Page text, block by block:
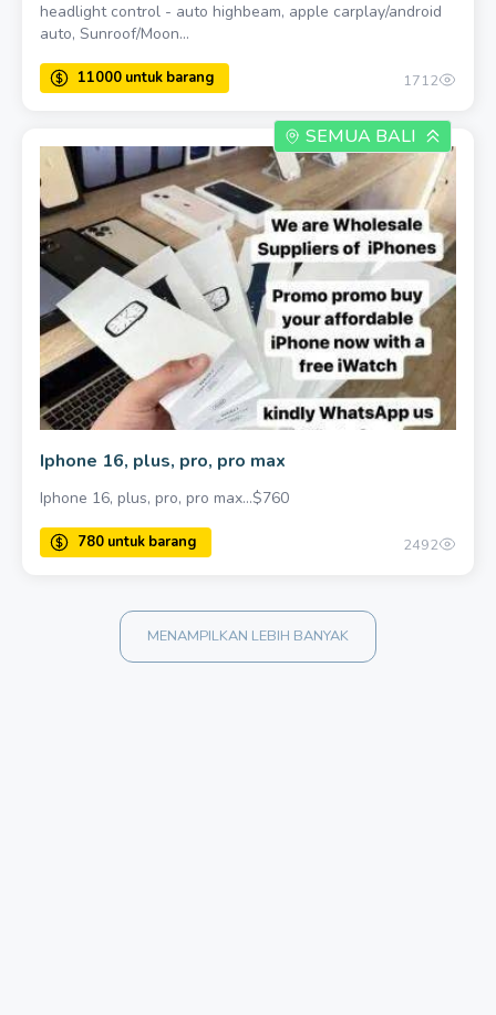
headlight control - auto highbeam, apple carplay/android
auto, Sunroof/Moon...
11000 untuk barang
1712
SEMUA BALI
Iphone 16, plus, pro, pro max
Iphone 16, plus, pro, pro max…$760
2492
MENAMPILKAN LEBIH BANYAK